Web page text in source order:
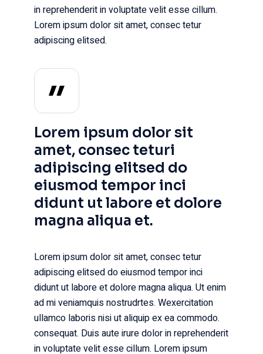
in reprehenderit in voluptate velit esse cillum.
Lorem ipsum dolor sit amet, consec tetur
adipiscing elitsed.
Lorem ipsum dolor sit
amet, consec teturi
adipiscing elitsed do
eiusmod tempor inci
didunt ut labore et dolore
magna aliqua et.
Lorem ipsum dolor sit amet, consec tetur
adipiscing elitsed do eiusmod tempor inci
didunt ut labore et dolore magna aliqua. Ut enim
ad mi veniamquis nostrudrtes. Wexercitation
ullamco laboris nisi ut aliquip ex ea commodo.
consequat. Duis aute irure dolor in reprehenderit
in voluptate velit esse cillum. Lorem ipsum